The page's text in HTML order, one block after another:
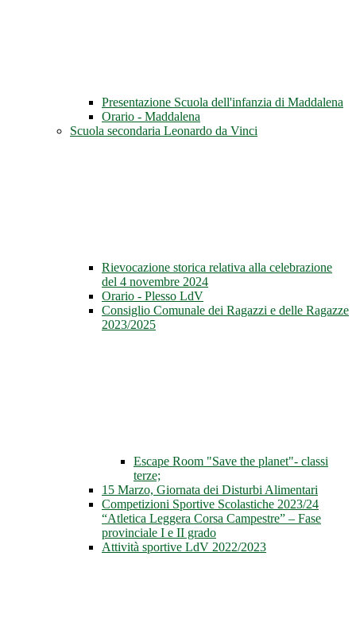
Presentazione Scuola dell'infanzia di Maddalena
Orario - Maddalena
Scuola secondaria Leonardo da Vinci
Rievocazione storica relativa alla celebrazione
del 4 novembre 2024
Orario - Plesso LdV
Consiglio Comunale dei Ragazzi e delle Ragazze
2023/2025
Escape Room "Save the planet"- classi
terze;
15 Marzo, Giornata dei Disturbi Alimentari
Competizioni Sportive Scolastiche 2023/24
“Atletica Leggera Corsa Campestre” – Fase
provinciale I e II grado
Attività sportive LdV 2022/2023